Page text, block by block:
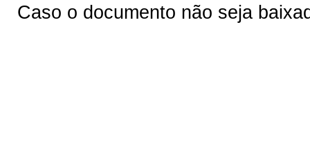
Caso o documento não seja